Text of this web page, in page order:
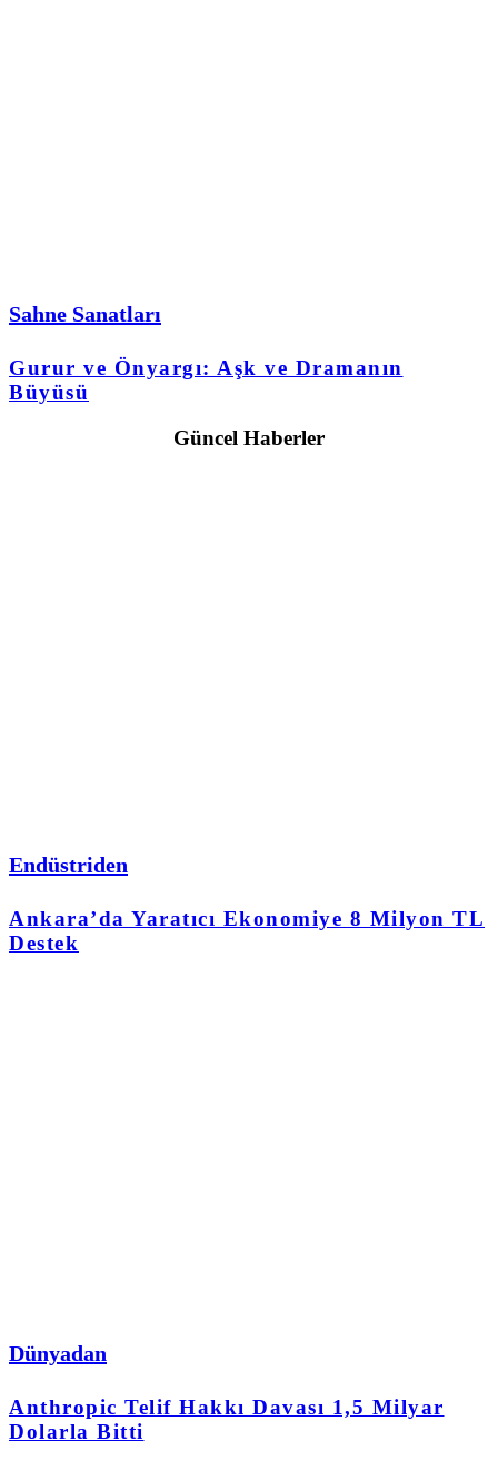
Sahne Sanatları
Gurur ve Önyargı: Aşk ve Dramanın
Büyüsü
Güncel Haberler
Endüstriden
Ankara’da Yaratıcı Ekonomiye 8 Milyon TL
Destek
Dünyadan
Anthropic Telif Hakkı Davası 1,5 Milyar
Dolarla Bitti